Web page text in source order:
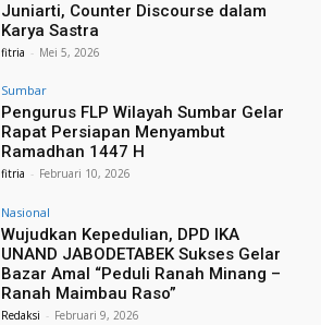
Juniarti, Counter Discourse dalam
Karya Sastra
fitria - Mei 5, 2026
Sumbar
Pengurus FLP Wilayah Sumbar Gelar
Rapat Persiapan Menyambut
Ramadhan 1447 H
fitria - Februari 10, 2026
Nasional
Wujudkan Kepedulian, DPD IKA
UNAND JABODETABEK Sukses Gelar
Bazar Amal “Peduli Ranah Minang –
Ranah Maimbau Raso”
Redaksi - Februari 9, 2026